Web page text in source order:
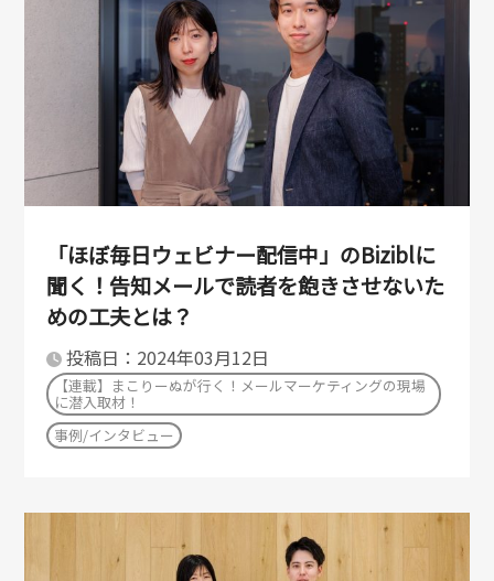
「ほぼ毎日ウェビナー配信中」のBiziblに
聞く！告知メールで読者を飽きさせないた
めの工夫とは？
投稿日：2024年03月12日
【連載】まこりーぬが行く！メールマーケティングの現場
に潜入取材！
事例/インタビュー